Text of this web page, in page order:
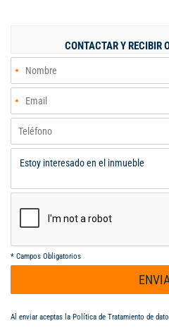
moderna y funcional Ambiente
sociales y recreativas Excelente
nuevo hogar te espera. Agenda tu
gran espacio.
CONTACTAR Y RECIBIR
* Campos Obligatorios
Al enviar aceptas la Política de Tratamiento de